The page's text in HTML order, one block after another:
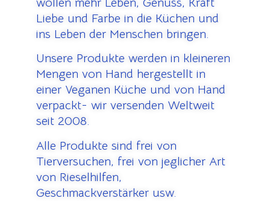
Liebe und Farbe in die Küchen und
ins Leben der Menschen bringen.
Unsere Produkte werden in kleineren
Mengen von Hand hergestellt in
einer Veganen Küche und von Hand
verpackt- wir versenden Weltweit
seit 2008.
Alle Produkte sind frei von
Tierversuchen, frei von jeglicher Art
von Rieselhilfen,
Geschmackverstärker usw.